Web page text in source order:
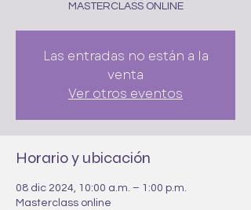
MASTERCLASS ONLINE
Las entradas no están a la
venta
Ver otros eventos
Horario y ubicación
08 dic 2024, 10:00 a.m. – 1:00 p.m.
Masterclass online